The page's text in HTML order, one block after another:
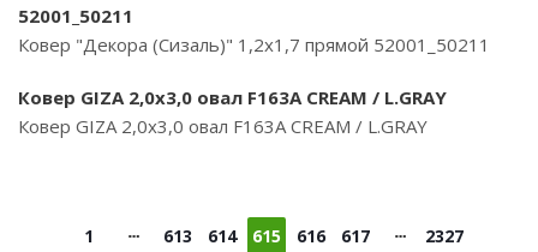
52001_50211
Ковер "Декора (Сизаль)" 1,2х1,7 прямой 52001_50211
Ковер GIZA 2,0х3,0 овал F163A CREAM / L.GRAY
Ковер GIZA 2,0х3,0 овал F163A CREAM / L.GRAY
1 613 614 615 616 617 2327